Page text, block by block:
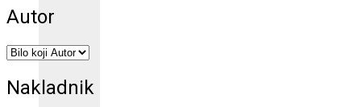
Autor
Nakladnik